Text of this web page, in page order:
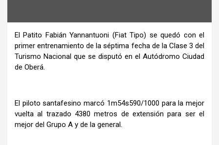
El Patito Fabián Yannantuoni (Fiat Tipo) se quedó con el
primer entrenamiento de la séptima fecha de la Clase 3 del
Turismo Nacional que se disputó en el Autódromo Ciudad
de Oberá.
El piloto santafesino marcó 1m54s590/1000 para la mejor
vuelta al trazado 4380 metros de extensión para ser el
mejor del Grupo A y de la general.